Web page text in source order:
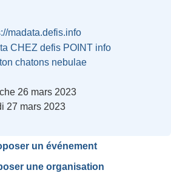
madata.defis.info
CHEZ defis POINT info
chatons nebulae
26 mars 2023
27 mars 2023
un événement
une organisation